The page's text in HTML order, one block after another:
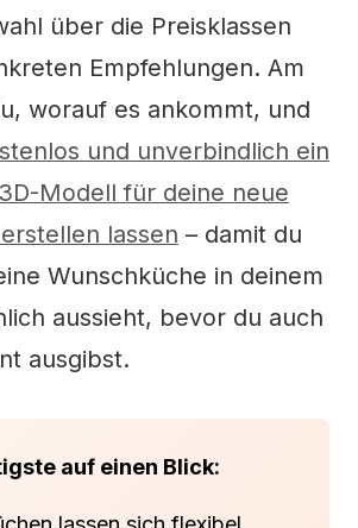
über die Preisklassen
Empfehlungen. Am
worauf es ankommt, und
und unverbindlich ein
Modell für deine neue
lassen – damit du
Wunschküche in deinem
aussieht, bevor du auch
ausgibst.
auf einen Blick: